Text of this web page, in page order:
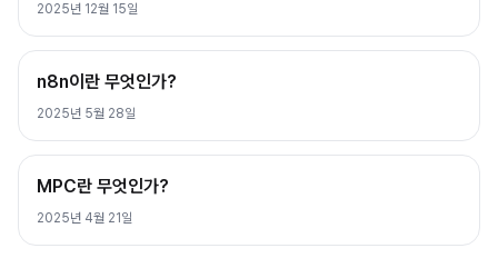
2025년 12월 15일
n8n이란 무엇인가?
2025년 5월 28일
MPC란 무엇인가?
2025년 4월 21일